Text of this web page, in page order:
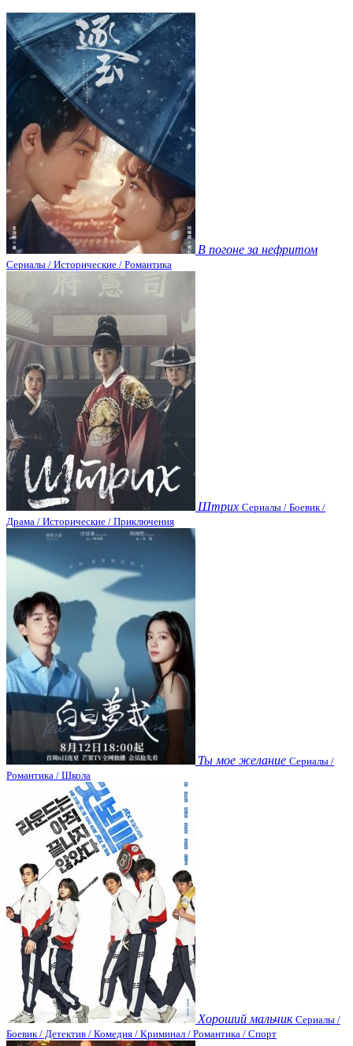
В погоне за нефритом
Сериалы / Исторические / Романтика
Штрих Сериалы / Боевик /
Драма / Исторические / Приключения
Ты мое желание Сериалы /
Романтика / Школа
Хороший мальчик Сериалы /
Боевик / Детектив / Комедия / Криминал / Романтика / Спорт